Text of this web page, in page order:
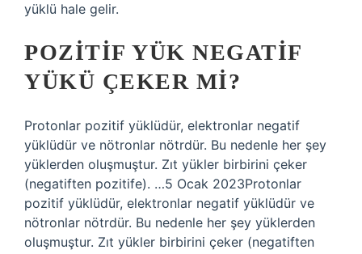
yüklü hale gelir.
POZITIF YÜK NEGATIF
YÜKÜ ÇEKER MI?
Protonlar pozitif yüklüdür, elektronlar negatif
yüklüdür ve nötronlar nötrdür. Bu nedenle her şey
yüklerden oluşmuştur. Zıt yükler birbirini çeker
(negatiften pozitife). …5 Ocak 2023Protonlar
pozitif yüklüdür, elektronlar negatif yüklüdür ve
nötronlar nötrdür. Bu nedenle her şey yüklerden
oluşmuştur. Zıt yükler birbirini çeker (negatiften